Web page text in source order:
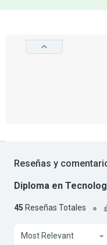
Reseñas y
Diploma en
45 Reseñas Totales
Most Relevant